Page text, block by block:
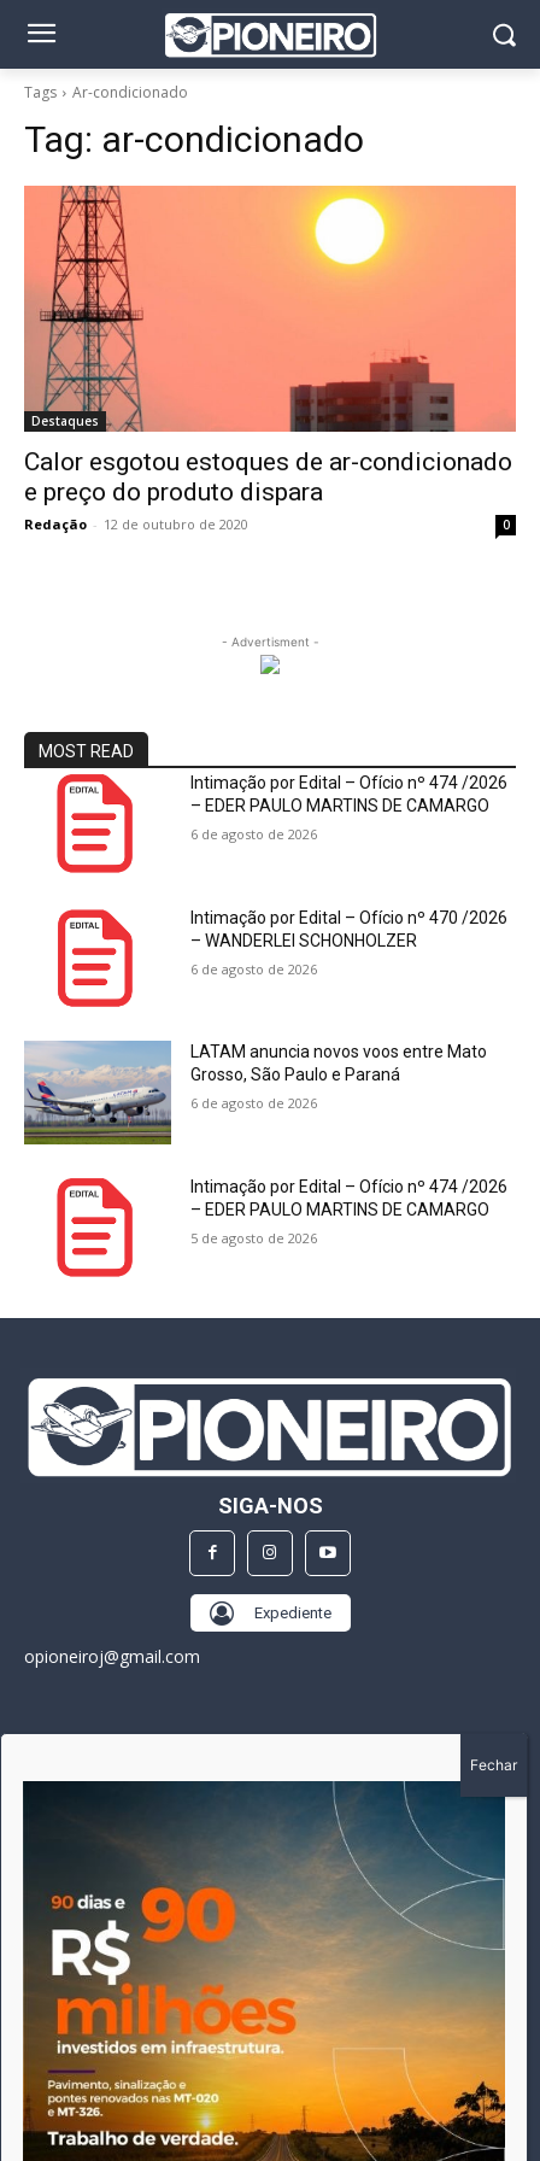
Tags Ar-condicionado
Tag: ar-condicionado
Destaques
Calor esgotou estoques de ar-condicionado
e preço do produto dispara
Redação - 12 de outubro de 2020 0
- Advertisment -
MOST READ
Intimação por Edital – Ofício nº 474 /2026
– EDER PAULO MARTINS DE CAMARGO
6 de agosto de 2026
Intimação por Edital – Ofício nº 470 /2026
– WANDERLEI SCHONHOLZER
6 de agosto de 2026
LATAM anuncia novos voos entre Mato
Grosso, São Paulo e Paraná
6 de agosto de 2026
Intimação por Edital – Ofício nº 474 /2026
– EDER PAULO MARTINS DE CAMARGO
5 de agosto de 2026
SIGA-NOS
Expediente
opioneiroj@gmail.com
A história do Pioneiro inicia em fevereiro de 2005 em
Canarana - MT, na época, como um jornal impresso semanal,
que chegou a possuir mil assinantes. Durante 15 anos, foram
publicadas 691 edições que narraram os acontecimentos
políticos, policiais e cotidianos de Canarana e região. Fiel a sua
origem, pautado sempre pela busca incessante da
imparcialidade, faz jus a sua logo, com o característico "avião
da praça" de Canarana, sendo o símbolo do
comprometimento deste veículo de comunicação com o
relato dos fatos neste município. Em 06 de dezembro de 2019
circulou a última edição impressa do jornal, que desde então
tem veiculação exclusivamente online.